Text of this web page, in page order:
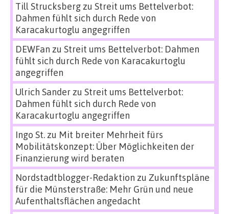
Till Strucksbergzu Streit ums Bettelverbot:
Dahmen fühlt sich durch Rede von
Karacakurtoglu angegriffen
DEWFan zu Streit ums Bettelverbot: Dahmen
fühlt sich durch Rede von Karacakurtoglu
angegriffen
Ulrich Sanderzu Streit ums Bettelverbot:
Dahmen fühlt sich durch Rede von
Karacakurtoglu angegriffen
Ingo St.zu Mit breiter Mehrheit fürs
Mobilitätskonzept: Über Möglichkeiten der
Finanzierung wird beraten
Nordstadtblogger-Redaktion zu Zukunftspläne
für die Münsterstraße: Mehr Grün und neue
Aufenthaltsflächen angedacht